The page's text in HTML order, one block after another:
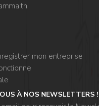
n
mon entreprise
À NOS NEWSLETTERS !